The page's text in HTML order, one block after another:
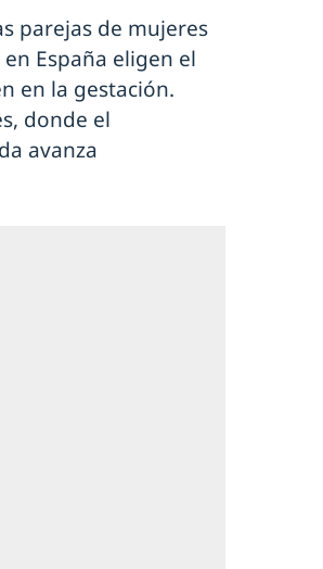
parejas de mujeres
España eligen el
en la gestación.
donde el
avanza